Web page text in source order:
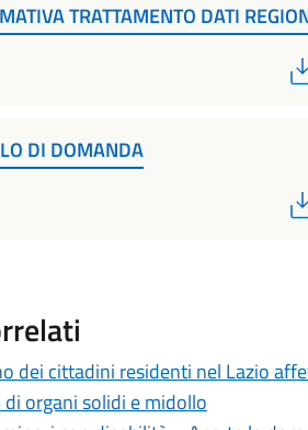
TRATTAMENTO DATI
DI DOMANDA
dei cittadini residenti nel Lazio
organi solidi e midollo